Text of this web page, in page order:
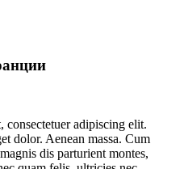
consectetuer adipiscing elit.
dolor. Aenean massa. Cum
dis parturient montes,